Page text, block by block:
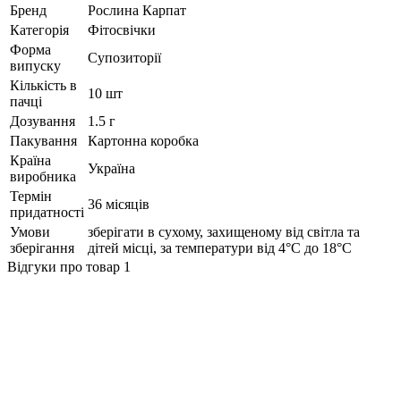
Бренд
Рослина Карпат
Категорія
Фітосвічки
Форма
випуску
Супозиторії
Кількість в
пачці
10 шт
Дозування
1.5 г
Пакування
Картонна коробка
Країна
виробника
Україна
Термін
придатності
36 місяців
Умови
зберігання
зберігати в сухому, захищеному від світла та
дітей місці, за температури від 4°С до 18°С
Відгуки про товар 1